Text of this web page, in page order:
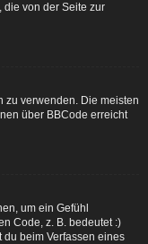
die von der Seite zur
zu verwenden. Die meisten
über BBCode erreicht
um ein Gefühl
Code, z. B. bedeutet :)
beim Verfassen eines